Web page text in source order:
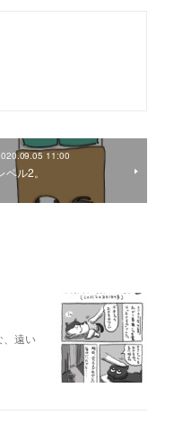
11:00
ベル2。
、遠い